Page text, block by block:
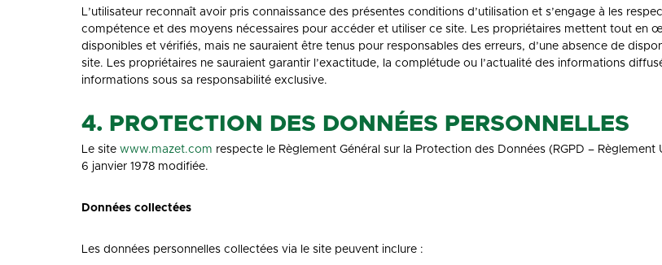
L’utilisateur reconnaît avoir pris connaissance des présentes conditions d’utilisation et s’engage à les
compétence et des moyens nécessaires pour accéder et utiliser ce site. Les propriétaires mettent tout
disponibles et vérifiés, mais ne sauraient être tenus pour responsables des erreurs, d’une absence de
site. Les propriétaires ne sauraient garantir l’exactitude, la complétude ou l’actualité des informations
informations sous sa responsabilité exclusive.
4. PROTECTION DES DONNÉES PERSONNELLES
Le site www.mazet.com respecte le Règlement Général sur la Protection des Données (RGPD –
6 janvier 1978 modifiée.
Données collectées
Les données personnelles collectées via le site peuvent inclure :